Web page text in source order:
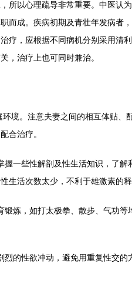
以心理疏导非常重要。中医认
而成。疾病初期及青壮年发病者
疗，应根据不同病机分别采用清
，治疗上也可同时兼治。
。注意夫妻之间的相互体贴、
合治疗。
一些性解剖及性生活知识，了解
生活次数太少，不利于雄激素的
炼，如打太极拳、散步、气功等
的性欲冲动，避免用重复性交的